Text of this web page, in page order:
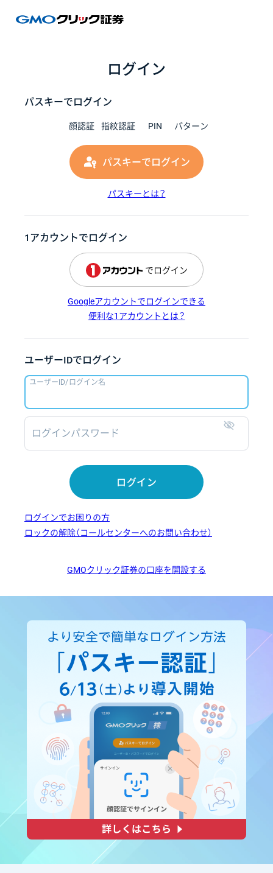
ログイン
パスキーでログイン
顔認証 指紋認証 PIN パターン
パスキーでログイン
パスキーとは？
1アカウントでログイン
でログイン
Googleアカウントでログインできる
便利な1アカウントとは？
ユーザーIDでログイン
ユーザーID/ログイン名
ログインパスワード
ログイン
ログインでお困りの方
ロックの解除（コールセンターへのお問い合わせ）
GMOクリック証券の口座を開設する